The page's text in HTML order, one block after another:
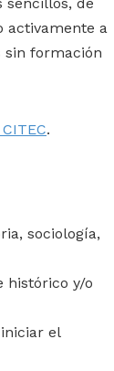
activamente a
sin formación
.
sociología,
histórico y/o
el